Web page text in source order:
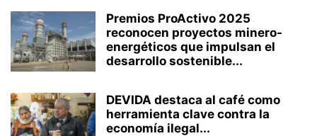
Premios ProActivo 2025
reconocen proyectos minero-
energéticos que impulsan el
desarrollo sostenible...
DEVIDA destaca al café como
herramienta clave contra la
economía ilegal...